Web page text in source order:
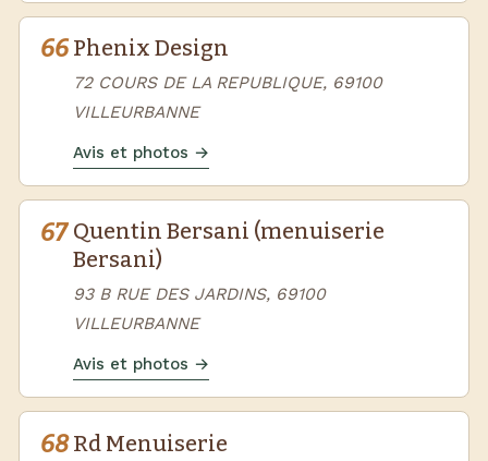
66 Phenix Design
72 COURS DE LA REPUBLIQUE, 69100
VILLEURBANNE
Avis et photos →
67 Quentin Bersani (menuiserie
Bersani)
93 B RUE DES JARDINS, 69100
VILLEURBANNE
Avis et photos →
68 Rd Menuiserie